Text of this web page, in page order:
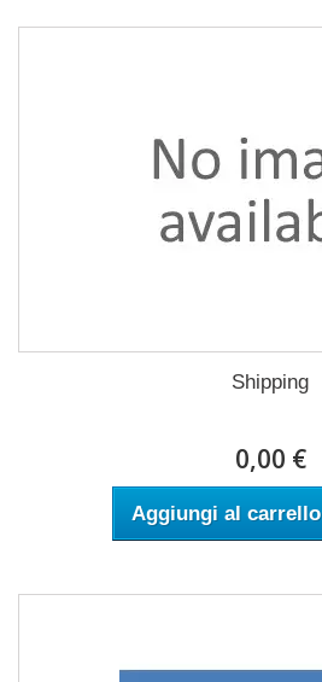
Shipping
0,00 €
Aggiungi al carrello